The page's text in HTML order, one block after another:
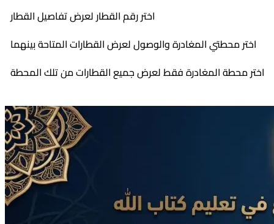
اختر رقم القطار لعرض تفاصيل القطار
اختر محطتي المغادرة والوصول لعرض القطارات المتاحة بينهما
اختر محطة المغادرة فقط لعرض جميع القطارات من تلك المحطة